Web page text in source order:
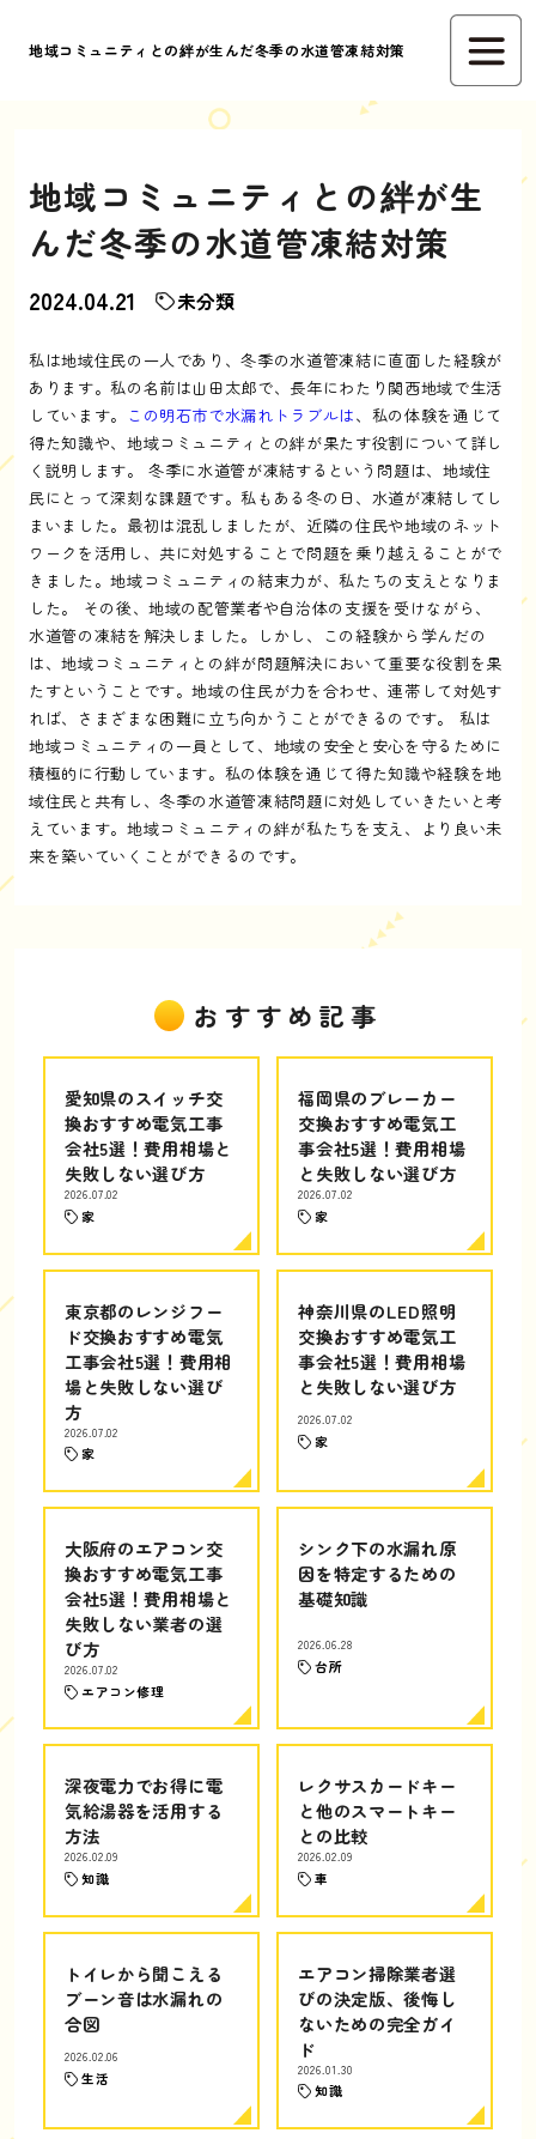
地域コミュニティとの絆が生んだ冬季の水道管凍結対策
地域コミュニティとの絆が生
んだ冬季の水道管凍結対策
2024.04.21 未分類
私は地域住民の一人であり、冬季の水道管凍結に直面した経験が
あります。私の名前は山田太郎で、長年にわたり関西地域で生活
しています。 この明石市で水漏れトラブルは、私の体験を通じて
得た知識や、地域コミュニティとの絆が果たす役割について詳し
く説明します。 冬季に水道管が凍結するという問題は、地域住
民にとって深刻な課題です。私もある冬の日、水道が凍結してし
まいました。最初は混乱しましたが、近隣の住民や地域のネット
ワークを活用し、共に対処することで問題を乗り越えることがで
きました。地域コミュニティの結束力が、私たちの支えとなりま
した。 その後、地域の配管業者や自治体の支援を受けながら、
水道管の凍結を解決しました。しかし、この経験から学んだの
は、地域コミュニティとの絆が問題解決において重要な役割を果
たすということです。地域の住民が力を合わせ、連帯して対処す
れば、さまざまな困難に立ち向かうことができるのです。 私は
地域コミュニティの一員として、地域の安全と安心を守るために
積極的に行動しています。私の体験を通じて得た知識や経験を地
域住民と共有し、冬季の水道管凍結問題に対処していきたいと考
えています。地域コミュニティの絆が私たちを支え、より良い未
来を築いていくことができるのです。
おすすめ記事
愛知県のスイッチ交
換おすすめ電気工事
会社5選！費用相場と
失敗しない選び方
2026.07.02
家
福岡県のブレーカー
交換おすすめ電気工
事会社5選！費用相場
と失敗しない選び方
2026.07.02
家
東京都のレンジフー
ド交換おすすめ電気
工事会社5選！費用相
場と失敗しない選び
方
2026.07.02
家
神奈川県のLED照明
交換おすすめ電気工
事会社5選！費用相場
と失敗しない選び方
2026.07.02
家
大阪府のエアコン交
換おすすめ電気工事
会社5選！費用相場と
失敗しない業者の選
び方
2026.07.02
エアコン修理
シンク下の水漏れ原
因を特定するための
基礎知識
2026.06.28
台所
深夜電力でお得に電
気給湯器を活用する
方法
2026.02.09
知識
レクサスカードキー
と他のスマートキー
との比較
2026.02.09
車
トイレから聞こえる
ブーン音は水漏れの
合図
2026.02.06
生活
エアコン掃除業者選
びの決定版、後悔し
ないための完全ガイ
ド
2026.01.30
知識